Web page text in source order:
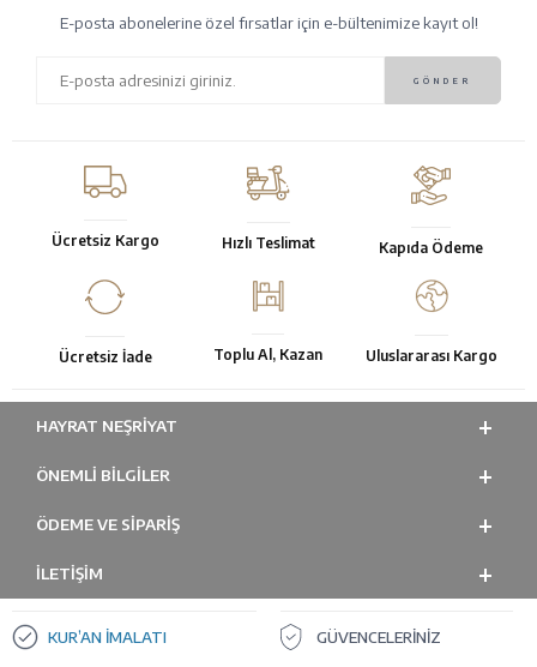
E-posta abonelerine özel fırsatlar için e-bültenimize kayıt ol!
Ücretsiz Kargo Hızlı Teslimat Kapıda Ödeme
Ücretsiz İade Toplu Al, Kazan Uluslararası Kargo
HAYRAT NEŞRIYAT
ÖNEMLI BILGILER
ÖDEME VE SİPARİŞ
İLETİŞİM
KUR’AN İMALATI GÜVENCELERİNİZ